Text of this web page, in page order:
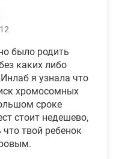
было родить
каких либо
я узнала что
хромосомных
сроке
стоит недешево,
твой ребенок